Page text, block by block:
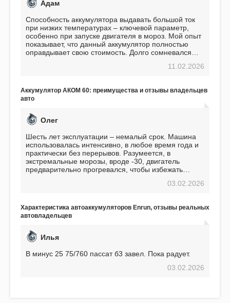
Адам
Способность аккумулятора выдавать большой ток
при низких температурах – ключевой параметр,
особенно при запуске двигателя в мороз. Мой опыт
показывает, что данный аккумулятор полностью
оправдывает свою стоимость. Долго сомневался
пожалел. Считаю, что это отличное вложение,11.02.2026
Аккумулятор АКОМ 60: преимущества и отзывы владельцев
авто
Олег
Шесть лет эксплуатации – немалый срок. Машина
использовалась интенсивно, в любое время года и
практически без перерывов. Разумеется, в
экстремальные морозы, вроде -30, двигатель
предварительно прогревался, чтобы избежать
использования не было ни единой поломки,
EFB 75. Судя по характеристикам, он даже
превосходит предыдущую модель.
03.02.2026
Характеристика автоаккумуляторов Enrun, отзывы реальных
автовладельцев
Илья
В минус 25 75/760 пассат б3 завел. Пока радует.
03.02.2026